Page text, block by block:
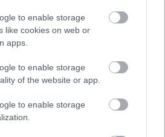
to enable storage
like cookies on web or
apps.
to enable storage
of the website or app.
to enable storage
Küldés